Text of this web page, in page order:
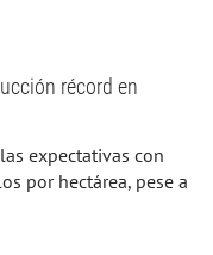
récord en
expectativas con
por hectárea, pese a